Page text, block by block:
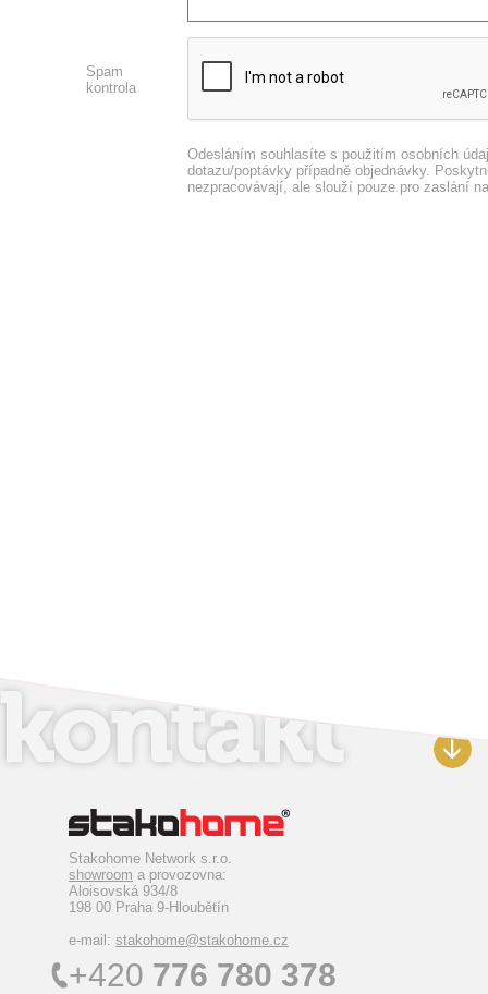
Spam
kontrola
Odesláním souhlasíte s použitím osobních
dotazu/poptávky případně objednávky.
nezpracovávají, ale slouží pouze pro zaslání
Stakohome Network s.r.o.
showroom a provozovna:
Aloisovská 934/8
198 00 Praha 9-Hloubětín
e-mail: stakohome@stakohome.cz
+420 776 780 378